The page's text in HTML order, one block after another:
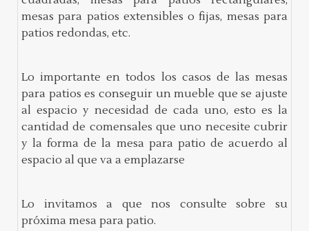
mesas para patios extensibles o fijas, mesas para
patios redondas, etc.
Lo importante en todos los casos de las mesas
para patios es conseguir un mueble que se ajuste
al espacio y necesidad de cada uno, esto es la
cantidad de comensales que uno necesite cubrir
y la forma de la mesa para patio de acuerdo al
espacio al que va a emplazarse
Lo invitamos a que nos consulte sobre su
próxima mesa para patio.